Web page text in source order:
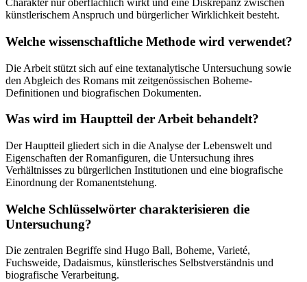
Charakter nur oberflächlich wirkt und eine Diskrepanz zwischen
künstlerischem Anspruch und bürgerlicher Wirklichkeit besteht.
Welche wissenschaftliche Methode wird verwendet?
Die Arbeit stützt sich auf eine textanalytische Untersuchung sowie
den Abgleich des Romans mit zeitgenössischen Boheme-
Definitionen und biografischen Dokumenten.
Was wird im Hauptteil der Arbeit behandelt?
Der Hauptteil gliedert sich in die Analyse der Lebenswelt und
Eigenschaften der Romanfiguren, die Untersuchung ihres
Verhältnisses zu bürgerlichen Institutionen und eine biografische
Einordnung der Romanentstehung.
Welche Schlüsselwörter charakterisieren die
Untersuchung?
Die zentralen Begriffe sind Hugo Ball, Boheme, Varieté,
Fuchsweide, Dadaismus, künstlerisches Selbstverständnis und
biografische Verarbeitung.